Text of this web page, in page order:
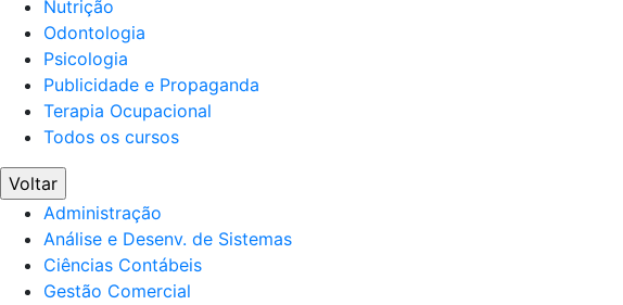
Nutrição
Odontologia
Psicologia
Publicidade e Propaganda
Terapia Ocupacional
Todos os cursos
Voltar
Administração
Análise e Desenv. de Sistemas
Ciências Contábeis
Gestão Comercial